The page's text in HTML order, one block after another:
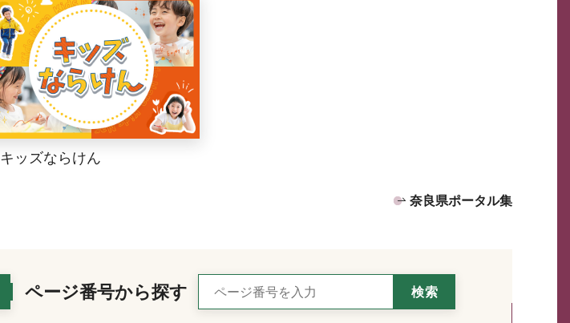
キッズならけん
奈良県ポータル集
ページ番号から探す